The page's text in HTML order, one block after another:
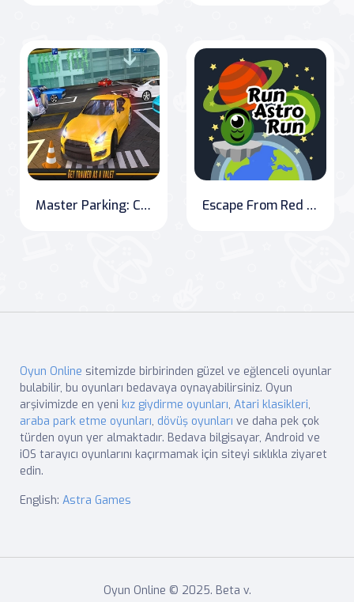
Master Parking: Classic Car Simulator Escape From Red Planet
Oyun Online sitemizde birbirinden güzel ve eğlenceli oyunlar
bulabilir, bu oyunları bedavaya oynayabilirsiniz. Oyun
arşivimizde en yeni kız giydirme oyunları, Atari klasikleri,
araba park etme oyunları, dövüş oyunları ve daha pek çok
türden oyun yer almaktadır. Bedava bilgisayar, Android ve
iOS tarayıcı oyunlarını kaçırmamak için siteyi sıklıkla ziyaret
edin.
English: Astra Games
Oyun Online © 2025. Beta v.